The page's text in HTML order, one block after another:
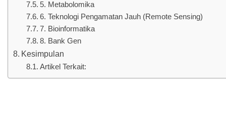
5. Metabolomika
6. Teknologi Pengamatan Jauh (Remote Sensing)
7. Bioinformatika
8. Bank Gen
Kesimpulan
Artikel Terkait: